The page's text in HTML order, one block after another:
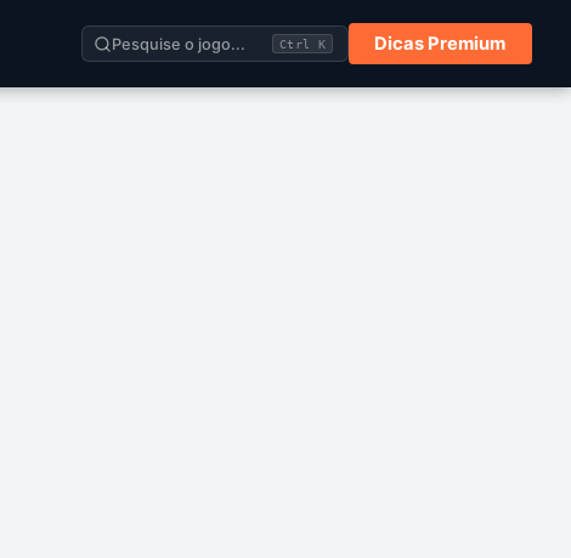
Pesquise o jogo... Ctrl K Dicas Premium